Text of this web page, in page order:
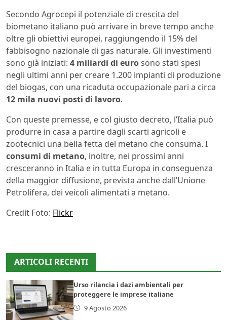
Secondo Agrocepi il potenziale di crescita del
biometano italiano può arrivare in breve tempo anche
oltre gli obiettivi europei, raggiungendo il 15% del
fabbisogno nazionale di gas naturale. Gli investimenti
sono già iniziati: 4 miliardi di eurosono stati spesi
negli ultimi anni per creare 1.200 impianti di produzione
del biogas, con una ricaduta occupazionale pari a circa
12 mila nuovi posti di lavoro.
Con queste premesse, e col giusto decreto, l’Italia può
produrre in casa a partire dagli scarti agricoli e
zootecnici una bella fetta del metano che consuma. I
consumi di metano, inoltre, nei prossimi anni
cresceranno in Italia e in tutta Europa in conseguenza
della maggior diffusione, prevista anche dall’Unione
Petrolifera, dei veicoli alimentati a metano.
Credit Foto: Flickr
ARTICOLI RECENTI
Urso rilancia i dazi ambientali per
proteggere le imprese italiane
9 Agosto 2026